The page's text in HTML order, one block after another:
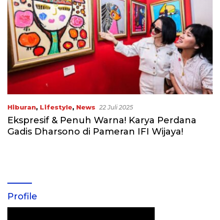
Hiburan, Lifestyle, News 22 Juli 2025
Ekspresif & Penuh Warna! Karya Perdana
Gadis Dharsono di Pameran IFI Wijaya!
Profile